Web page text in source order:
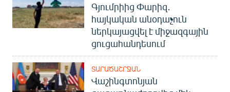
Գյումրիից Փարիզ․
հայկական անօդաչուն
ներկայացվել է միջազգային
ցուցահանդեսում
ՏԱՐԱԾԱՇՐՋԱՆ
Վաշինգտոնյան